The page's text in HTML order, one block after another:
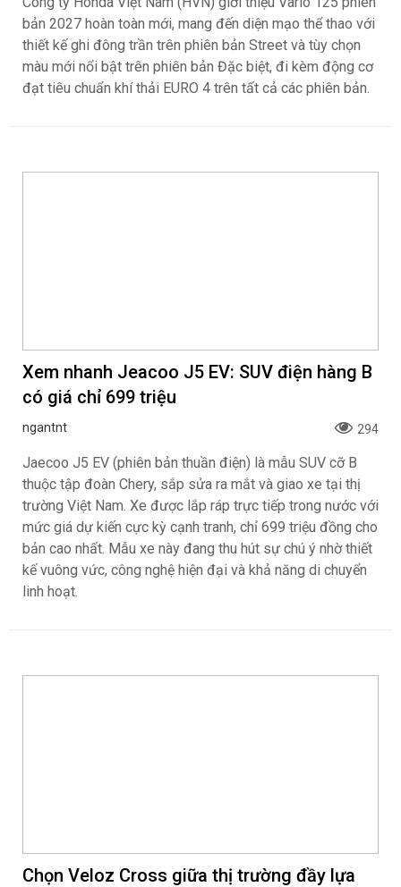
bản 2027 hoàn toàn mới, mang đến diện mạo thể thao với
thiết kế ghi đông trần trên phiên bản Street và tùy chọn
màu mới nổi bật trên phiên bản Đặc biệt, đi kèm động cơ
đạt tiêu chuẩn khí thải EURO 4 trên tất cả các phiên bản.
Xem nhanh Jeacoo J5 EV: SUV điện hàng B
có giá chỉ 699 triệu
ngantnt 294
Jaecoo J5 EV (phiên bản thuần điện) là mẫu SUV cỡ B
thuộc tập đoàn Chery, sắp sửa ra mắt và giao xe tại thị
trường Việt Nam. Xe được lắp ráp trực tiếp trong nước với
mức giá dự kiến cực kỳ cạnh tranh, chỉ 699 triệu đồng cho
bản cao nhất. Mẫu xe này đang thu hút sự chú ý nhờ thiết
kế vuông vức, công nghệ hiện đại và khả năng di chuyển
linh hoạt.
Chọn Veloz Cross giữa thị trường đầy lựa